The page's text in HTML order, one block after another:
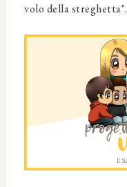
volo della streghetta".